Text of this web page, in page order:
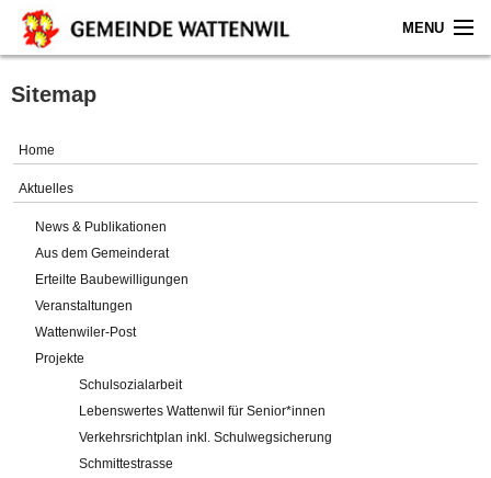
MENU
Home
Gemeinde
Verwaltung
Online-Service
Impressum
Sitemap
Home
Aktuelles
News & Publikationen
Aus dem Gemeinderat
Erteilte Baubewilligungen
Veranstaltungen
Wattenwiler-Post
Projekte
Schulsozialarbeit
Lebenswertes Wattenwil für Senior*innen
Verkehrsrichtplan inkl. Schulwegsicherung
Schmittestrasse